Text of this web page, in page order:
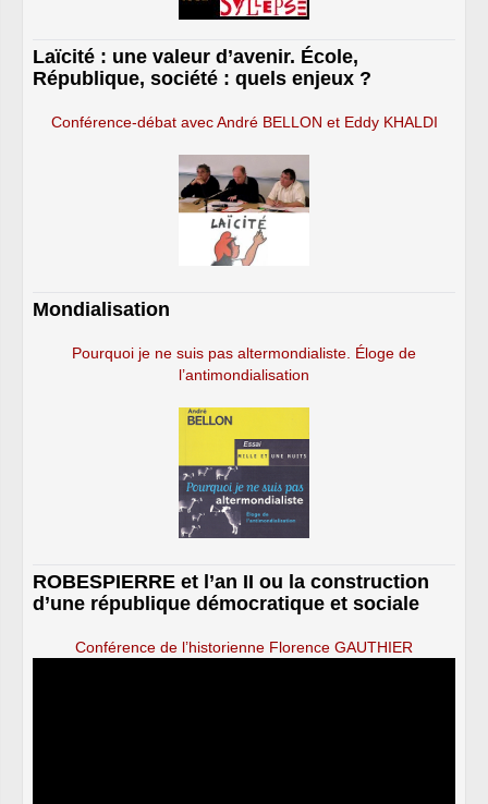
Laïcité : une valeur d’avenir. École,
République, société : quels enjeux ?
Conférence-débat avec André BELLON et Eddy KHALDI
Mondialisation
Pourquoi je ne suis pas altermondialiste. Éloge de
l’antimondialisation
ROBESPIERRE et l’an II ou la construction
d’une république démocratique et sociale
Conférence de l’historienne Florence GAUTHIER